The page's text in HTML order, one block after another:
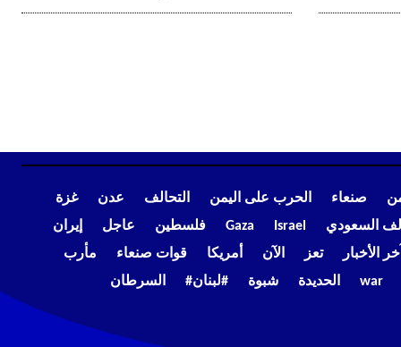
صنعاء الحرب على اليمن التحالف عدن
غزة
السعودي
Israel
Gaza فلسطين عاجل
إيران
الأخبار
تعز الآن أمريكا قوات صنعاء
مأرب
war
الحديدة شبوة #لبنان# السرطان